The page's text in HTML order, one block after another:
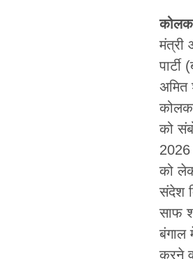
मंत्री
अमित
को
2026
को
संदेश
साफ
बंगाल
करने